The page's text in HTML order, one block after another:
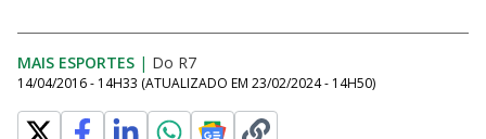
MAIS ESPORTES | Do R7
14/04/2016 - 14H33 (ATUALIZADO EM 23/02/2024 - 14H50)